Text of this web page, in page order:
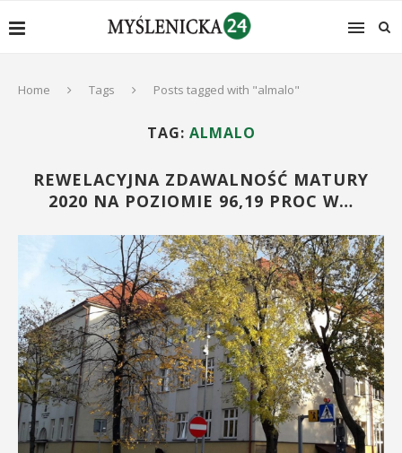
Home Tags Posts tagged with "almalo"
TAG: ALMALO
REWELACYJNA ZDAWALNOŚĆ MATURY
2020 NA POZIOMIE 96,19 PROC W…